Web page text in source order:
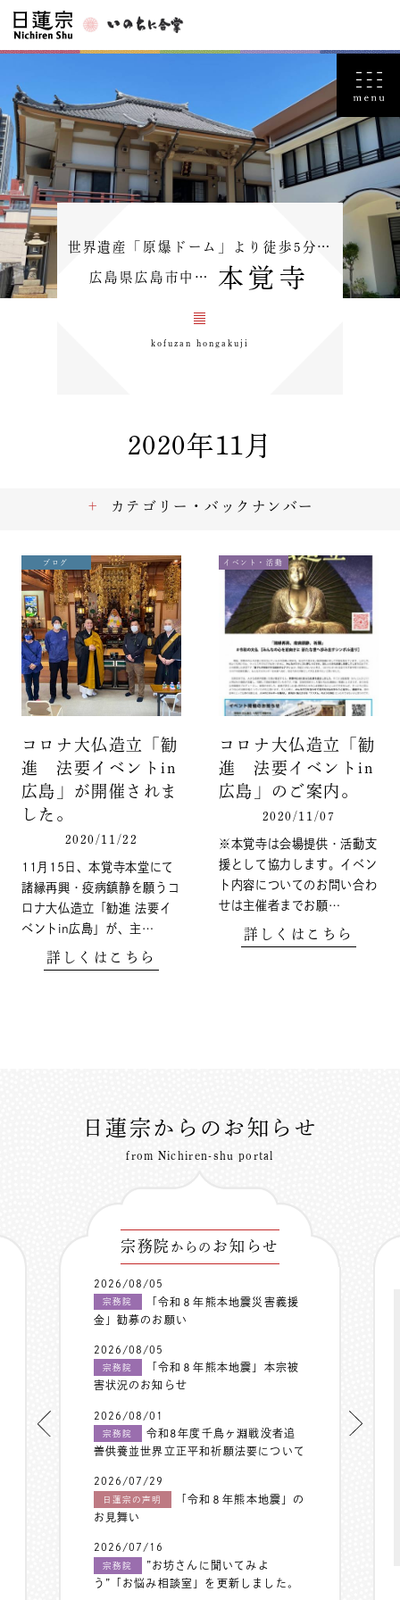
世界遺産「原爆ドーム」より徒歩5分…
広島県広島市中… 本覚寺
kofuzan hongakuji
2020年11月
ブログ
コロナ大仏造立「勧
進 法要イベントin
広島」が開催されま
した。
2020/11/22
11月15日、本覚寺本堂にて
諸縁再興・疫病鎮静を願うコ
ロナ大仏造立「勧進 法要イ
ベントin広島」が、主…
詳しくはこちら
イベント・活動
コロナ大仏造立「勧
進 法要イベントin
広島」のご案内。
2020/11/07
※本覚寺は会場提供・活動支
援として協力します。イベン
ト内容についてのお問い合わ
せは主催者までお願…
詳しくはこちら
カテゴリー・バックナンバー
日蓮宗からのお知らせ
from Nichiren-shu portal
宗務院 からの お知らせ
2026/08/05
宗務院
「令和８年熊本地震災害義援
金」勧募のお願い
2026/08/05
宗務院
「令和８年熊本地震」本宗被
害状況のお知らせ
2026/08/01
宗務院
令和8年度千鳥ヶ淵戦没者追
善供養並世界立正平和祈願法要について
2026/07/29
日蓮宗の声明
「令和８年熊本地震」の
お見舞い
2026/07/16
宗務院
”お坊さんに聞いてみよ
う”「お悩み相談室」を更新しました。